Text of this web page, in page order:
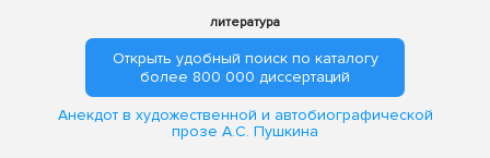
литература
Открыть удобный поиск по каталогу
более 800 000 диссертаций
Анекдот в художественной и автобиографической
прозе А.С. Пушкина